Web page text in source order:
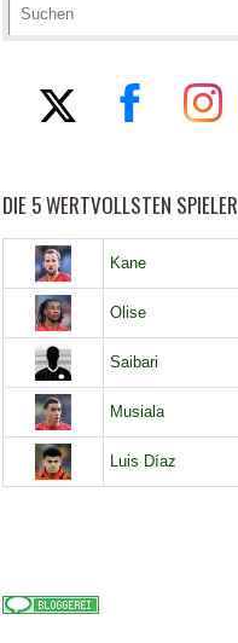
DIE 5 WERTVOLLSTEN SPIELER
Kane
Olise
Saibari
Musiala
Luis Díaz